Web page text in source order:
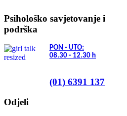
Psihološko savjetovanje i
podrška
PON - UTO:
08.30 - 12.30 h
(01) 6391 137
Odjeli